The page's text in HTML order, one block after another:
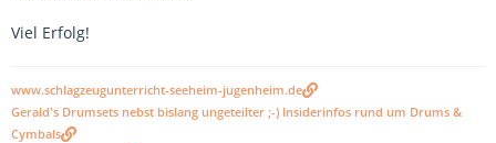
Viel Erfolg!
www.schlagzeugunterricht-seeheim-jugenheim.de
Gerald's Drumsets nebst bislang ungeteilter ;-) Insiderinfos rund um Drums &
Cymbals